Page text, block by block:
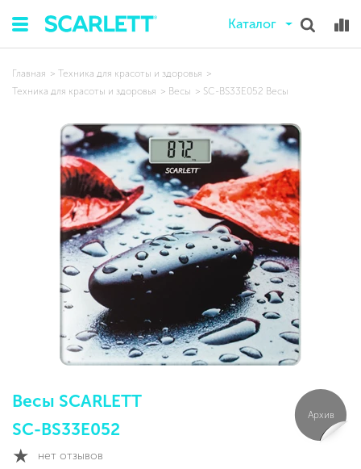
Каталог
Главная
Техника для красоты и здоровья
Техника для красоты и здоровья
Весы SC-BS33E052 Весы
Весы SCARLETT
SC-BS33E052
нет отзывов
Архив